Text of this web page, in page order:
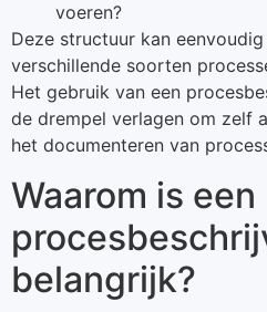
voeren?
Deze structuur kan
verschillende soorten
Het gebruik van een
de drempel verlagen om zelf
het documenteren van
Waarom is een
belangrijk?